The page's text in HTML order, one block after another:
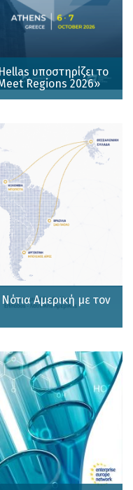
υποστηρίζει το
Regions 2026»
Αμερική με τον